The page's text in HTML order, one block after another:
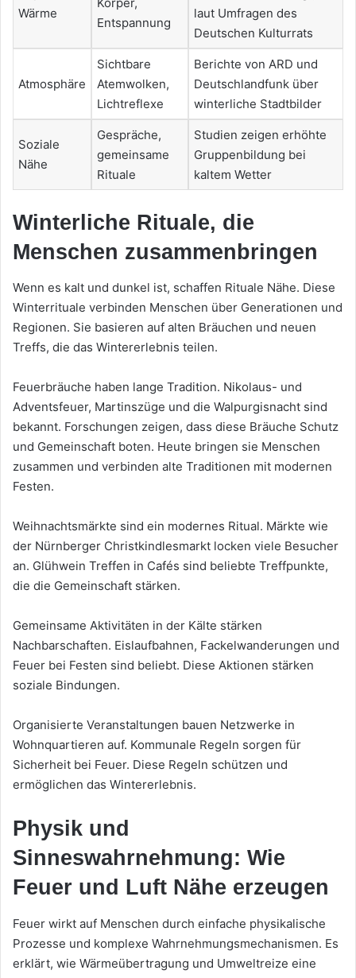
Wärme
Entspannung
laut Umfragen des
Deutschen Kulturrats
Atmosphäre
Sichtbare
Atemwolken,
Lichtreflexe
Berichte von ARD und
Deutschlandfunk über
winterliche Stadtbilder
Soziale
Nähe
Gespräche,
gemeinsame
Rituale
Studien zeigen erhöhte
Gruppenbildung bei
kaltem Wetter
Winterliche Rituale, die
Menschen zusammenbringen
Wenn es kalt und dunkel ist, schaffen Rituale Nähe. Diese
Winterrituale verbinden Menschen über Generationen und
Regionen. Sie basieren auf alten Bräuchen und neuen
Treffs, die das Wintererlebnis teilen.
Feuerbräuche haben lange Tradition. Nikolaus- und
Adventsfeuer, Martinszüge und die Walpurgisnacht sind
bekannt. Forschungen zeigen, dass diese Bräuche Schutz
und Gemeinschaft boten. Heute bringen sie Menschen
zusammen und verbinden alte Traditionen mit modernen
Festen.
Weihnachtsmärkte sind ein modernes Ritual. Märkte wie
der Nürnberger Christkindlesmarkt locken viele Besucher
an. Glühwein Treffen in Cafés sind beliebte Treffpunkte,
die die Gemeinschaft stärken.
Gemeinsame Aktivitäten in der Kälte stärken
Nachbarschaften. Eislaufbahnen, Fackelwanderungen und
Feuer bei Festen sind beliebt. Diese Aktionen stärken
soziale Bindungen.
Organisierte Veranstaltungen bauen Netzwerke in
Wohnquartieren auf. Kommunale Regeln sorgen für
Sicherheit bei Feuer. Diese Regeln schützen und
ermöglichen das Wintererlebnis.
Physik und
Sinneswahrnehmung: Wie
Feuer und Luft Nähe erzeugen
Feuer wirkt auf Menschen durch einfache physikalische
Prozesse und komplexe Wahrnehmungsmechanismen. Es
erklärt, wie Wärmeübertragung und Umweltreize eine